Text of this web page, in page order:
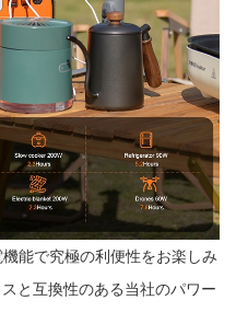
能で究極の利便性をお楽しみ
と互換性のある当社のパワー